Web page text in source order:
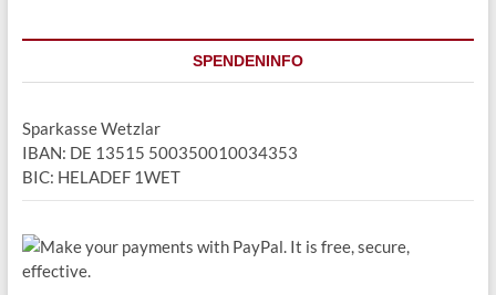
SPENDENINFO
Sparkasse Wetzlar
IBAN: DE 13515 500350010034353
BIC: HELADEF 1WET